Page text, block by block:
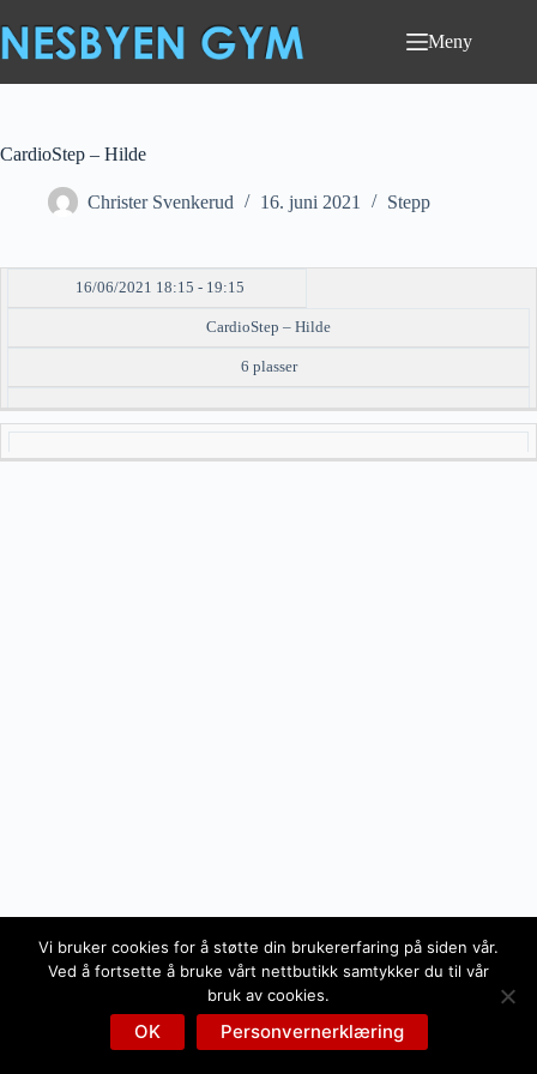
til
innholdet
Meny
CardioStep – Hilde
Christer Svenkerud 16. juni 2021 Stepp
DATO/TID EVENT TILGJENGELIGHET
16/06/2021 18:15 - 19:15
CardioStep – Hilde
6 plasser
Vi bruker cookies for å støtte din brukererfaring på siden vår.
Ved å fortsette å bruke vårt nettbutikk samtykker du til vår
bruk av cookies.
OK Personvernerklæring